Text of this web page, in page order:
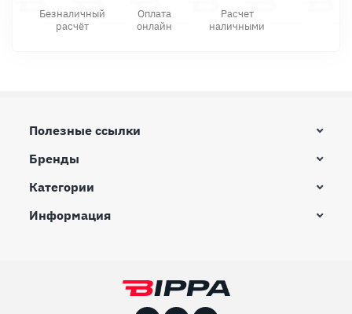
Безналичный
расчёт
Оплата
онлайн
Расчет
наличными
Полезные ссылки
Бренды
Категории
Информация